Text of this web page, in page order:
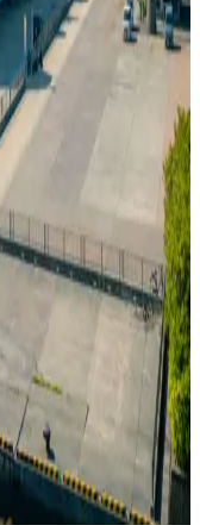
когда
Более
затем
и какие
эти элементы
Лучший
решения
to Receive DCA